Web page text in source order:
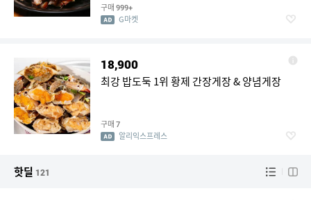
구매 999+
G마켓
18,900
최강 밥도둑 1위 황제 간장게장 & 양념게장
구매 7
알리익스프레스
핫딜 121